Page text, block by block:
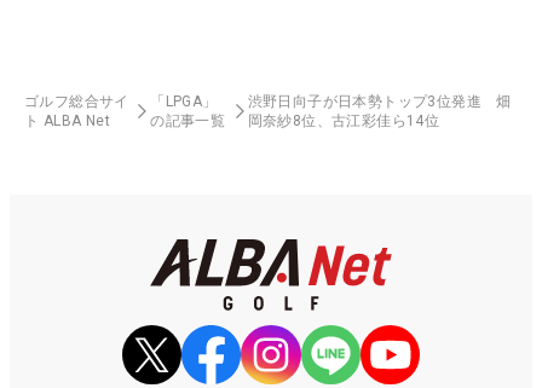
ゴルフ総合サイ
ト ALBA Net
「LPGA」
の記事一覧
渋野日向子が日本勢トップ3位発進 畑
岡奈紗8位、古江彩佳ら14位